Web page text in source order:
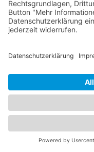
Getränkemarkt
Hausverwaltung
Hotel
Personalvermittler
Weitere Sportvereine
Zahnarzt
Tennis
Tierbedarf